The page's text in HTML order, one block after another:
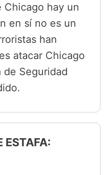
Chicago hay un
en sí no es un
han
atacar Chicago
Seguridad
ESTAFA: